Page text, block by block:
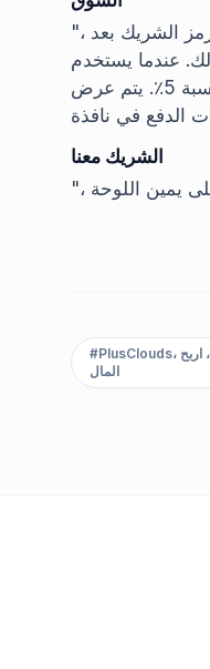
"، يمكنك أيضًا عرض معلومات مثل كتالوجات المنتجات والبلد الذي يُباع فيه، وما إلى ذلك. # رمز الشريك بعد
عندما يستخدم
الأشخاص الذين يقومون بعملية شراء بعد رؤية منشوراتك هذا الرمز، سنقدم لك عمولة بنسبة 5٪. يتم عرض
الشريك معنا
#PlusClouds، برنامج الشراكة، التسويق بالعمولة في مجال التكنولوجيا، الترويج للمنتجات، التسويق عبر الإنترنت، التسويق بالعمولة، من أين تبدأ، اربح
المال